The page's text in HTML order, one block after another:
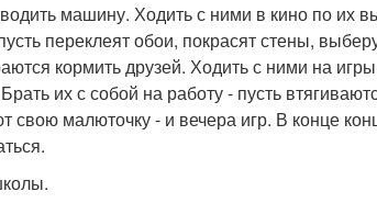
машину. Ходить с ними в кино по их
переклеят обои, покрасят стены,
кормить друзей. Ходить с ними на
их с собой на работу - пусть
свою малюточку - и вечера игр. В конце